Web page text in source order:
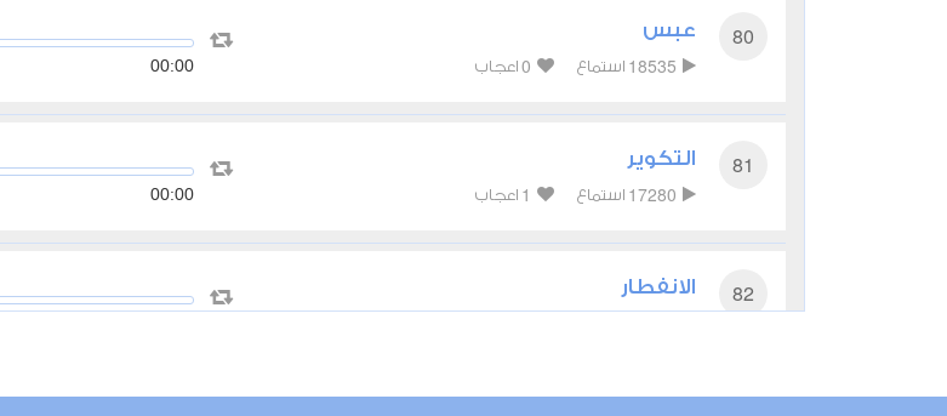
80 عبس
18535 استماع 0 اعجاب 00:00
81 التكوير
17280 استماع 1 اعجاب 00:00
82 الانفطار